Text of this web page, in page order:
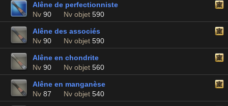
Alêne de perfectionniste
Nv 90 Nv objet 590
Alêne des associés
Nv 90 Nv objet 590
Alêne en chondrite
Nv 90 Nv objet 560
Alêne en manganèse
Nv 87 Nv objet 540